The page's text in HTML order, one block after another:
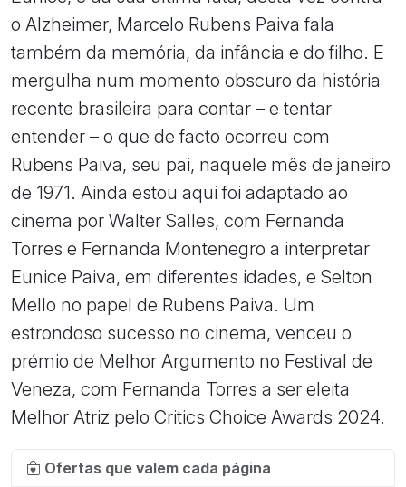
o Alzheimer, Marcelo Rubens Paiva fala
também da memória, da infância e do filho. E
mergulha num momento obscuro da história
recente brasileira para contar – e tentar
entender – o que de facto ocorreu com
Rubens Paiva, seu pai, naquele mês de janeiro
de 1971. Ainda estou aqui foi adaptado ao
cinema por Walter Salles, com Fernanda
Torres e Fernanda Montenegro a interpretar
Eunice Paiva, em diferentes idades, e Selton
Mello no papel de Rubens Paiva. Um
estrondoso sucesso no cinema, venceu o
prémio de Melhor Argumento no Festival de
Veneza, com Fernanda Torres a ser eleita
Melhor Atriz pelo Critics Choice Awards 2024.
Ofertas que valem cada página